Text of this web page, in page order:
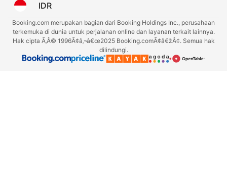
IDR
Booking.com merupakan bagian dari Booking Holdings Inc., perusahaan
terkemuka di dunia untuk perjalanan online dan layanan terkait lainnya.
Hak cipta Ã‚Â© 1996Ã¢â‚¬â€œ2025 Booking.comÃ¢â€žÂ¢. Semua hak
dilindungi.